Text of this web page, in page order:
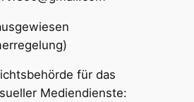
für das
Mediendienste: